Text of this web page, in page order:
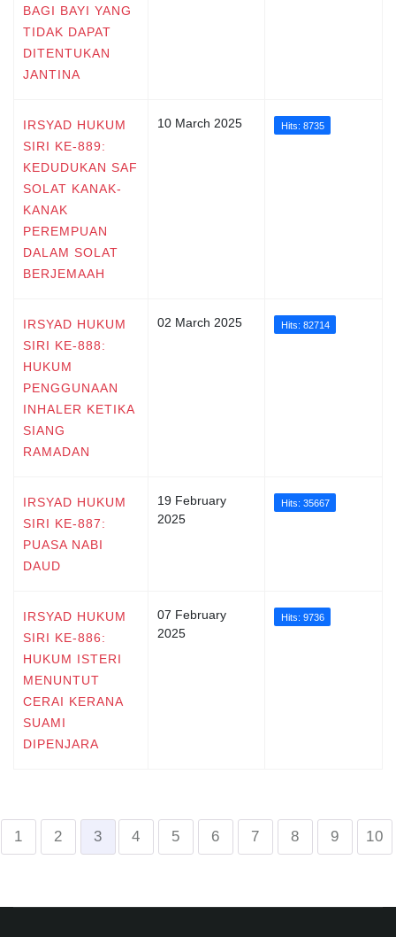
BAGI BAYI YANG
TIDAK DAPAT
DITENTUKAN
JANTINA
IRSYAD HUKUM
SIRI KE-889:
KEDUDUKAN SAF
SOLAT KANAK-
KANAK
PEREMPUAN
DALAM SOLAT
BERJEMAAH
10 March 2025 Hits: 8735
IRSYAD HUKUM
SIRI KE-888:
HUKUM
PENGGUNAAN
INHALER KETIKA
SIANG
RAMADAN
02 March 2025 Hits: 82714
IRSYAD HUKUM
SIRI KE-887:
PUASA NABI
DAUD
19 February
2025
Hits: 35667
IRSYAD HUKUM
SIRI KE-886:
HUKUM ISTERI
MENUNTUT
CERAI KERANA
SUAMI
DIPENJARA
07 February
2025
Hits: 9736
1 2 3 4 5 6 7 8 9 10